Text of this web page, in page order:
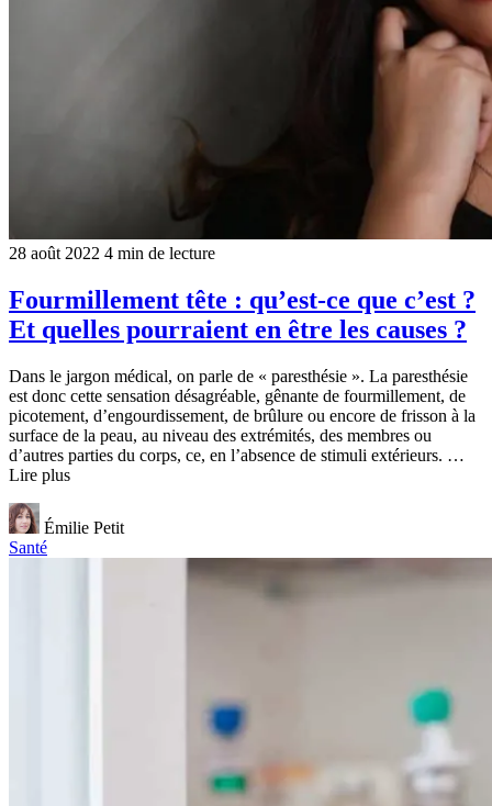
28 août 2022 4 min de lecture
Fourmillement tête : qu’est-ce que c’est ?
Et quelles pourraient en être les causes ?
Dans le jargon médical, on parle de « paresthésie ». La paresthésie
est donc cette sensation désagréable, gênante de fourmillement, de
picotement, d’engourdissement, de brûlure ou encore de frisson à la
surface de la peau, au niveau des extrémités, des membres ou
d’autres parties du corps, ce, en l’absence de stimuli extérieurs. …
Lire plus
Émilie Petit
Santé